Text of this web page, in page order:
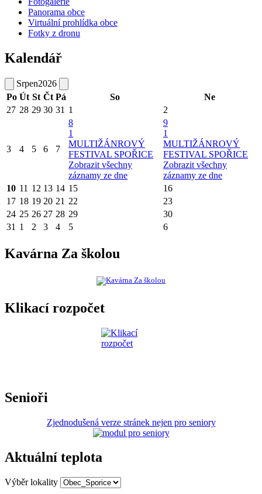
Panorama obce
Virtuální prohlídka obce
Fotky z dronu
Kalendář
Srpen2026
Po Út St Čt Pá So
Ne
27 28 29 30 31 1 2
3 4 5 6 7
8
1
MULTIŽÁNROVÝ
FESTIVAL SPOŘICE
Zobrazit všechny
záznamy ze dne
9
1
MULTIŽÁNROVÝ
FESTIVAL SPOŘICE
Zobrazit všechny
záznamy ze dne
10 11 12 13 14 15
16
17 18 19 20 21 22
23
24 25 26 27 28 29
30
31 1 2 3 4 5 6
Kavárna Za školou
Klikací rozpočet
Senioři
Zjednodušená verze stránek nejen pro seniory
Aktuální teplota
Výběr lokality